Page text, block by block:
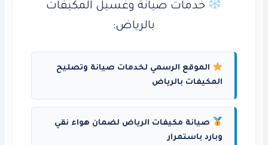
خدمات صيانة وغسيل المكيفات
بالرياض:
الموقع الرسمي لخدمات صيانة وتصليح
المكيفات بالرياض
صيانة مكيفات الرياض لضمان هواء نقي
وبارد باستمرار